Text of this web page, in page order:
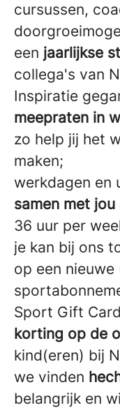
cursussen,
een jaarlijkse
collega's van
Inspiratie
meepraten in
zo help jij het
maken;
werkdagen en
samen met jou
36 uur per
je kan bij ons
op een
Sport Gift
korting op de
kind(eren) bij
we vinden
belangrijk en